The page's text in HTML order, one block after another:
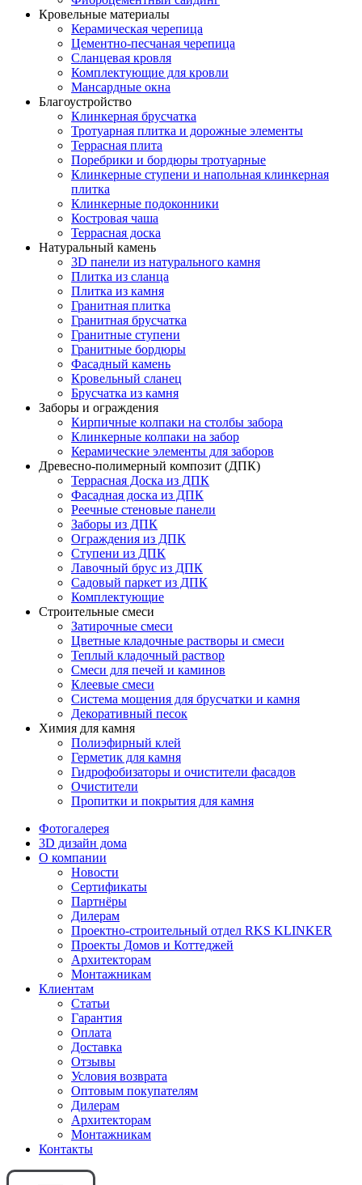
Кровельные материалы
Керамическая черепица
Цементно-песчаная черепица
Сланцевая кровля
Комплектующие для кровли
Мансардные окна
Благоустройство
Клинкерная брусчатка
Тротуарная плитка и дорожные элементы
Террасная плита
Поребрики и бордюры тротуарные
Клинкерные ступени и напольная клинкерная
плитка
Клинкерные подоконники
Костровая чаша
Террасная доска
Натуральный камень
3D панели из натурального камня
Плитка из сланца
Плитка из камня
Гранитная плитка
Гранитная брусчатка
Гранитные ступени
Гранитные бордюры
Фасадный камень
Кровельный сланец
Брусчатка из камня
Заборы и ограждения
Кирпичные колпаки на столбы забора
Клинкерные колпаки на забор
Керамические элементы для заборов
Древесно-полимерный композит (ДПК)
Террасная Доска из ДПК
Фасадная доска из ДПК
Реечные стеновые панели
Заборы из ДПК
Ограждения из ДПК
Ступени из ДПК
Лавочный брус из ДПК
Садовый паркет из ДПК
Комплектующие
Строительные смеси
Затирочные смеси
Цветные кладочные растворы и смеси
Теплый кладочный раствор
Смеси для печей и каминов
Клеевые смеси
Система мощения для брусчатки и камня
Декоративный песок
Химия для камня
Полиэфирный клей
Герметик для камня
Гидрофобизаторы и очистители фасадов
Очистители
Пропитки и покрытия для камня
Фотогалерея
3D дизайн дома
О компании
Новости
Сертификаты
Партнёры
Дилерам
Проектно-строительный отдел RKS KLINKER
Проекты Домов и Коттеджей
Архитекторам
Монтажникам
Клиентам
Статьи
Гарантия
Оплата
Доставка
Отзывы
Условия возврата
Оптовым покупателям
Дилерам
Архитекторам
Монтажникам
Контакты